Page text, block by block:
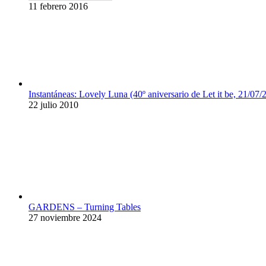
11 febrero 2016
Instantáneas: Lovely Luna (40º aniversario de Let it be, 21/07/
22 julio 2010
GARDENS – Turning Tables
27 noviembre 2024